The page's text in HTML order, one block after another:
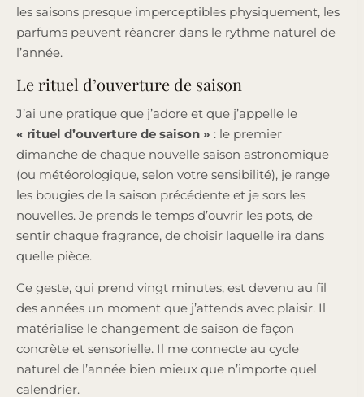
les saisons presque imperceptibles physiquement, les
parfums peuvent réancrer dans le rythme naturel de
l’année.
Le rituel d’ouverture de saison
J’ai une pratique que j’adore et que j’appelle le
« rituel d’ouverture de saison » : le premier
dimanche de chaque nouvelle saison astronomique
(ou météorologique, selon votre sensibilité), je range
les bougies de la saison précédente et je sors les
nouvelles. Je prends le temps d’ouvrir les pots, de
sentir chaque fragrance, de choisir laquelle ira dans
quelle pièce.
Ce geste, qui prend vingt minutes, est devenu au fil
des années un moment que j’attends avec plaisir. Il
matérialise le changement de saison de façon
concrète et sensorielle. Il me connecte au cycle
naturel de l’année bien mieux que n’importe quel
calendrier.